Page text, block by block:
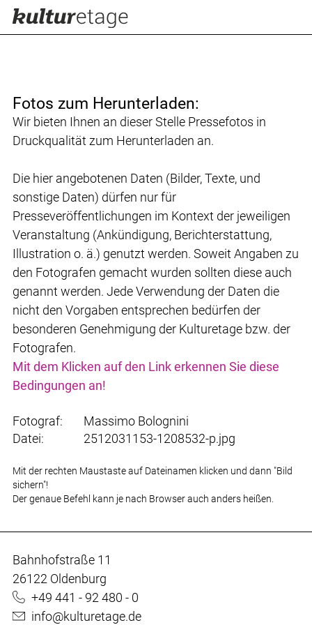
Fotos zum Herunterladen:
Wir bieten Ihnen an dieser Stelle Pressefotos in
Druckqualität zum Herunterladen an.
Die hier angebotenen Daten (Bilder, Texte, und
sonstige Daten) dürfen nur für
Presseveröffentlichungen im Kontext der jeweiligen
Veranstaltung (Ankündigung, Berichterstattung,
Illustration o. ä.) genutzt werden. Soweit Angaben zu
den Fotografen gemacht wurden sollten diese auch
genannt werden. Jede Verwendung der Daten die
nicht den Vorgaben entsprechen bedürfen der
besonderen Genehmigung der Kulturetage bzw. der
Fotografen.
Mit dem Klicken auf den Link erkennen Sie diese
Bedingungen an!
Fotograf:
Massimo Bolognini
Datei:
2512031153-1208532-p.jpg
Mit der rechten Maustaste auf Dateinamen klicken und dann "Bild
sichern"!
Der genaue Befehl kann je nach Browser auch anders heißen.
Bahnhofstraße 11
26122 Oldenburg
+49 441 - 92 480 - 0
info@kulturetage.de